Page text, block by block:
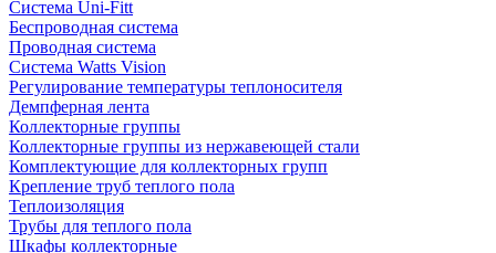
Система Uni-Fitt
Беспроводная система
Проводная система
Система Watts Vision
Регулирование температуры теплоносителя
Демпферная лента
Коллекторные группы
Коллекторные группы из нержавеющей стали
Комплектующие для коллекторных групп
Крепление труб теплого пола
Теплоизоляция
Трубы для теплого пола
Шкафы коллекторные